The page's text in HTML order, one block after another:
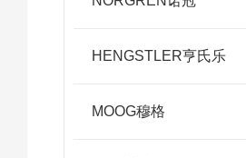
HENGSTLER亨氏乐
MOOG穆格